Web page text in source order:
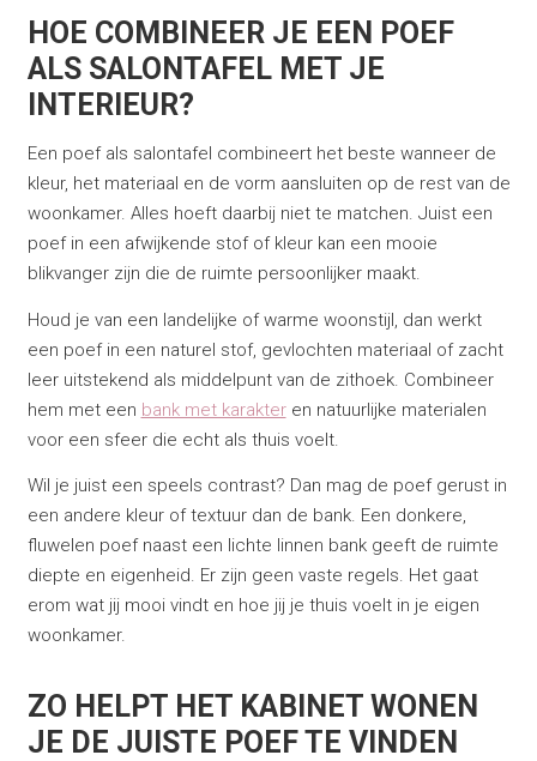
HOE COMBINEER JE EEN POEF
ALS SALONTAFEL MET JE
INTERIEUR?
Een poef als salontafel combineert het beste wanneer de
kleur, het materiaal en de vorm aansluiten op de rest van de
woonkamer. Alles hoeft daarbij niet te matchen. Juist een
poef in een afwijkende stof of kleur kan een mooie
blikvanger zijn die de ruimte persoonlijker maakt.
Houd je van een landelijke of warme woonstijl, dan werkt
een poef in een naturel stof, gevlochten materiaal of zacht
leer uitstekend als middelpunt van de zithoek. Combineer
hem met een bank met karakteren natuurlijke materialen
voor een sfeer die echt als thuis voelt.
Wil je juist een speels contrast? Dan mag de poef gerust in
een andere kleur of textuur dan de bank. Een donkere,
fluwelen poef naast een lichte linnen bank geeft de ruimte
diepte en eigenheid. Er zijn geen vaste regels. Het gaat
erom wat jij mooi vindt en hoe jij je thuis voelt in je eigen
woonkamer.
ZO HELPT HET KABINET WONEN
JE DE JUISTE POEF TE VINDEN